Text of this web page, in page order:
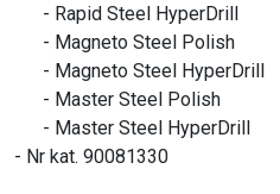
- Rapid Steel HyperDrill
- Magneto Steel Polish
- Magneto Steel HyperDrill
- Master Steel Polish
- Master Steel HyperDrill
- Nr kat. 90081330